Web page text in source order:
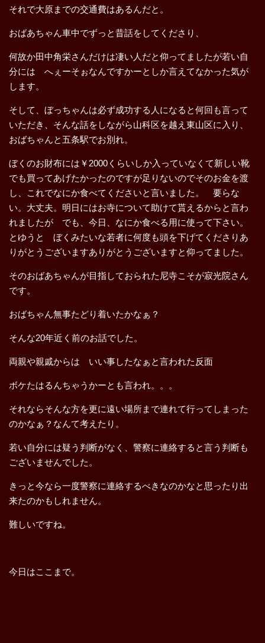
それで大原までの交通費はあるんだと。
おばあちゃん車中でずっと昔話をしてくださり、
何故か田中角栄さんだけは凄い人だと仰ってましたが若い自
分には へぇーそぉなんですかーとしか言えてなかった気が
します。
そして、ぼっちゃんは必ず成功する人になると何回も言って
いただき、そんな話をしながら山科区を越え東山区に入り、
おばちゃんと五条駅でお別れ。
ぼくのお財布には￥2000くらいしか入っていなくて新しい靴
でも買ってあげたかったのですが足りないのでそのお金を渡
し、これでなにか食べてくださいと言いました。 要らな
い。大丈夫。明日にはお寺について助けて貰えるからと言わ
れましたが でも、今日、なにか食べる用に使って下さい。
とゆうと ぼくみたいな若者に何度も頭を下げてくださりあ
りがとうございますありがとうございますと仰ってました。
そのおばあちゃんが目指しておられた尼寺こそが寂光院さん
です。
おばちゃん無事たどり着いたかなぁ？
そんな20年近く前のお話でした。
両親や親戚からは いい事したなぁと言われた反面
ボケたはるんちゃうかーとも言われ。。。
それならそんな方を更に遠い場所まで連れて行ってしまった
のかなぁ？なんて考えたり。
若い自分には疑う判断がなく、警察に連絡すると言う判断も
ございませんでした。
きっと今なら一度警察に連絡するべきなのかなと思ったり出
来たのかもしれません。
難しいですね。
今日はここまで。